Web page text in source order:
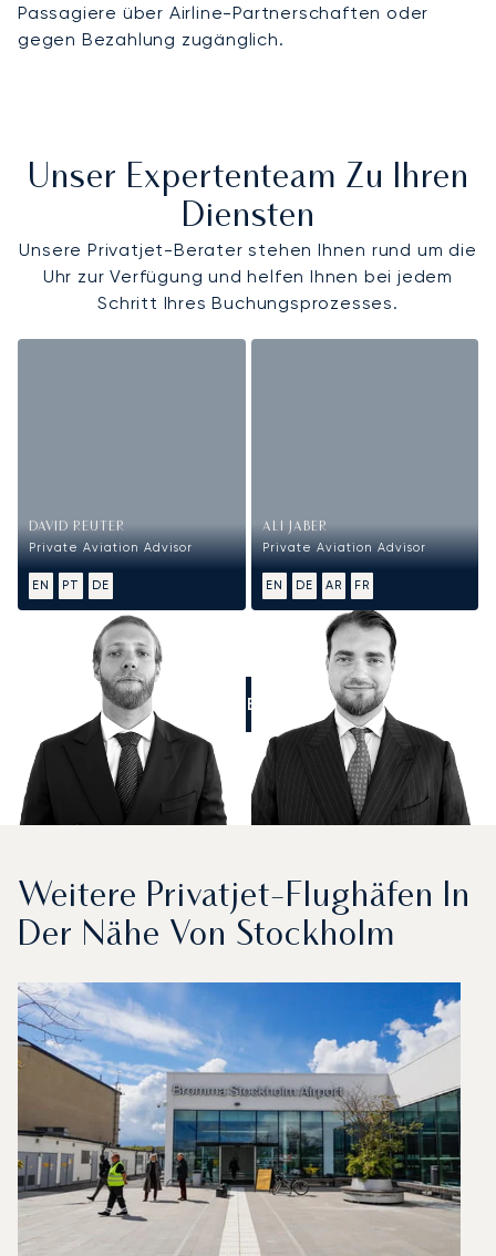
Passagiere über Airline-Partnerschaften oder
gegen Bezahlung zugänglich.
Unser Expertenteam Zu Ihren
Diensten
Unsere Privatjet-Berater stehen Ihnen rund um die
Uhr zur Verfügung und helfen Ihnen bei jedem
Schritt Ihres Buchungsprozesses.
DAVID REUTER
Private Aviation Advisor
EN PT DE
ALI JABER
Private Aviation Advisor
EN DE AR FR
RUFEN SIE UNS AN
Weitere Privatjet-Flughäfen In
Der Nähe Von Stockholm